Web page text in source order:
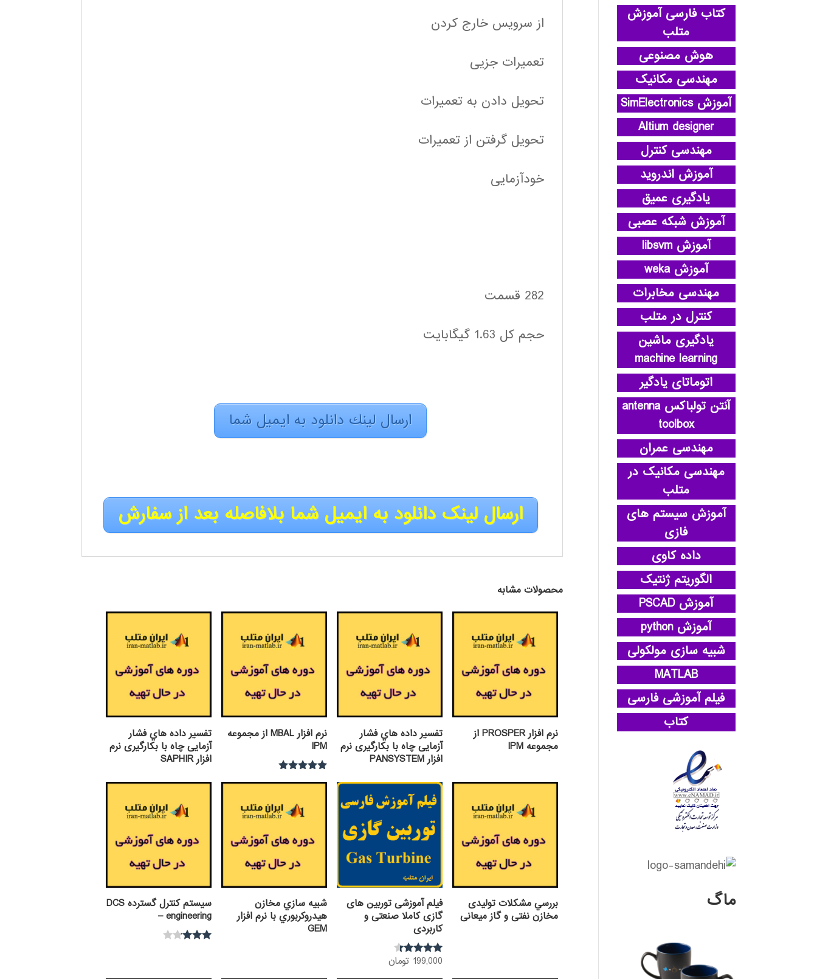
از سرویس خارج کردن
تعمیرات جزیی
تحویل دادن به تعمیرات
تحویل گرفتن از تعمیرات
خودآزمایی
282 قسمت
حجم کل 1.63 گیگابایت
ارسال لينك دانلود به ايميل شما
ارسال لینک دانلود به ایمیل شما بلافاصله بعد از سفارش
محصولات مشابه
نرم افزار PROSPER از
مجموعه IPM
تفسير داده هاي فشار
آزمایی چاه با بکارگیری نرم
افزار PANSYSTEM
نرم افزار MBAL از مجموعه
IPM
تفسير داده هاي فشار
آزمایی چاه با بکارگیری نرم
افزار SAPHIR
بررسي مشکلات تولیدی
مخازن نفتی و گاز میعانی
فیلم آموزشی توربین های
گازی کاملا صنعتی و
کاربردی
نمره
199,000 تومان
شبيه سازي مخازن
هيدروكربوري با نرم افزار
GEM
سيستم كنترل گسترده DCS
– engineering
کتاب فارسی آموزش
متلب
هوش مصنوعی
مهندسی مکانیک
آموزش SimElectronics
Altium designer
مهندسی کنترل
آموزش اندروید
یادگیری عمیق
آموزش شبکه عصبی
آموزش libsvm
آموزش weka
مهندسی مخابرات
کنترل در متلب
یادگیری ماشین
machine learning
اتوماتای یادگیر
آنتن تولباکس antenna
toolbox
مهندسی عمران
مهندسی مکانیک در
متلب
آموزش سیستم های
فازی
داده کاوی
الگوریتم ژنتیک
آموزش PSCAD
آموزش python
شبیه سازی مولکولی
MATLAB
فیلم آموزشی فارسی
کتاب
ماگ